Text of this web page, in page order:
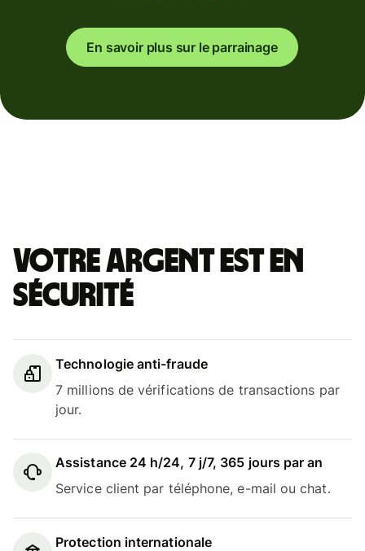
En savoir plus sur le parrainage
Votre argent est en
sécurité
Technologie anti-fraude
7 millions de vérifications de transactions par
jour.
Assistance 24 h/24, 7 j/7, 365 jours par an
Service client par téléphone, e-mail ou chat.
Protection internationale